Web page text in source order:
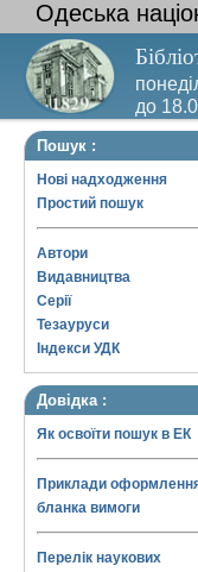
Одеська
до
Пошук :
Нові надходження
Простий пошук
Автори
Видавництва
Серії
Тезауруси
Індекси УДК
Довідка :
Як освоїти пошук в ЕК
Приклади
бланка вимоги
Перелік наукових